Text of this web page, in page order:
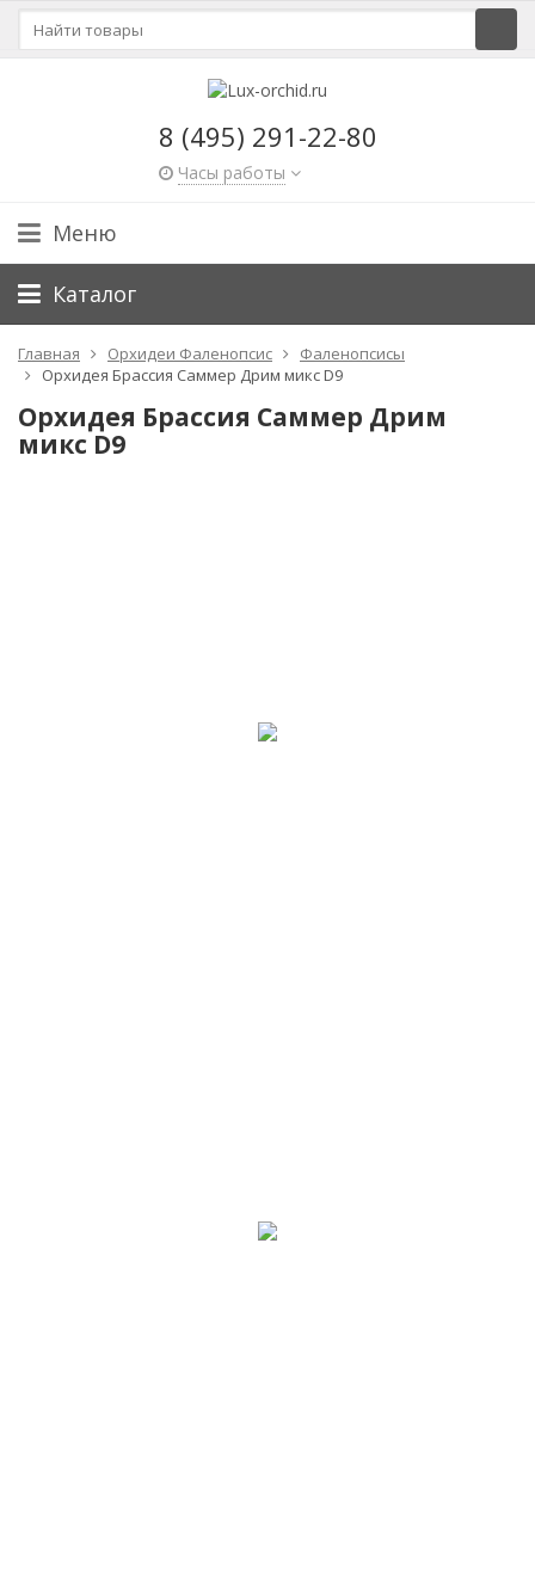
8 (495) 291-22-80
Часы работы
Меню
Каталог
Главная Орхидеи Фаленопсис
Фаленопсисы
Орхидея Брассия Саммер Дрим микс D9
Орхидея Брассия Саммер Дрим
микс D9